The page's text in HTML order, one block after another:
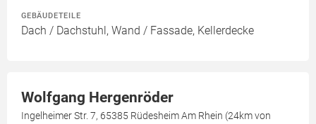
GEBÄUDETEILE
Dach / Dachstuhl, Wand / Fassade, Kellerdecke
Wolfgang Hergenröder
Ingelheimer Str. 7, 65385 Rüdesheim Am Rhein (24km von